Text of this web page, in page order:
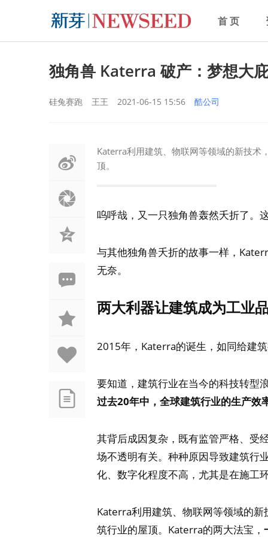
首 页
独角兽 Katerra 破产：梦想大
硅兔赛跑 王王 2021-06-15 15:56 酷公司
Katerra利用建筑、物联网等领域的新技术
顶。
呜呼哉，又一只独角兽轰然夭折了。
与其他独角兽夭折的故事一样，
无奈。
两大利器让建筑成为工业
2015年，Katerra的诞生，如同给建
要知道，建筑行业在当今的科技转型
过去20年中，全球建筑行业的生产效
其背后成因复杂，既有监管严格、受
场不透明有关。种种原因导致建筑行
化、数字化程度不高，尤其是在施工
Katerra利用建筑、物联网等领域的
筑行业的屋顶。Katerra的两大法宝，